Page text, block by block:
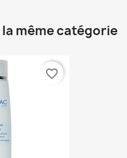
même catégorie
favorite_border